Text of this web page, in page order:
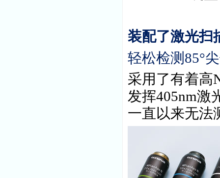
装配了激光扫
轻松检测 85°
采用了有着高
发挥405nm激
一直以来无法